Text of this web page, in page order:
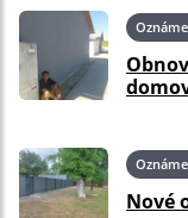
Nové